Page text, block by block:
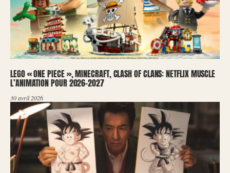
LEGO « ONE PIECE », MINECRAFT, CLASH OF CLANS: NETFLIX MUSCLE
L’ANIMATION POUR 2026-2027
30 avril 2026